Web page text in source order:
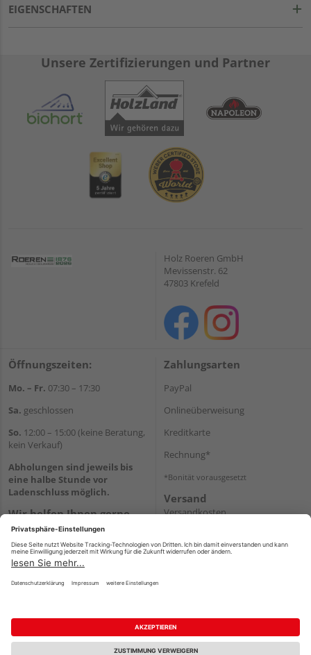
EIGENSCHAFTEN
Unsere Zertifizierungen und Partner
Holz Roeren GmbH
Mevissenstr. 62
47803 Krefeld
Öffnungszeiten:
Mo. – Fr. 07:30 – 17:30
Sa. geschlossen
So. 12:00 – 15:00 (keine Beratung,
kein Verkauf)
Abholungen sind jeweils bis
eine halbe Stunde vor
Ladenschluss möglich.
Wir helfen Ihnen gerne
weiter
Tel.:+49 2151 8787-70
E-Mail:onlineshop@holz-
roeren.de
Zahlungsarten
PayPal
Onlineüberweisung
Kreditkarte
Rechnung*
*Bonität vorausgesetzt
Versand
Versandkosten
Impressum AGB Widerruf
Datenschutz
Reservierungsbedingungen
Vertrag widerrufen